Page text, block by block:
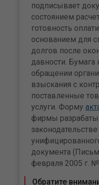
подписывает
состоянием
готовность
основанием для
долгов после
давности.
обращении
взыскания с
поставленные
услуги. Форму
фирмы
документа
февраля 2005 г.
Обратите